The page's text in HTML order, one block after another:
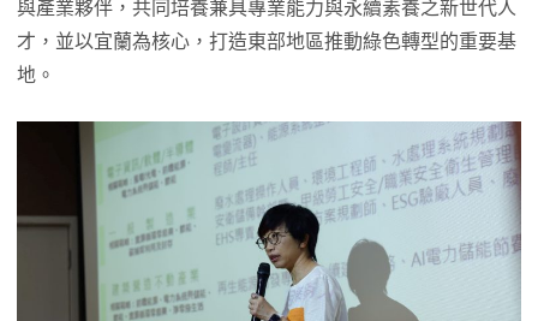
與產業夥伴，共同培養兼具專業能力與永續素養之新世代人
才，並以宜蘭為核心，打造東部地區推動綠色轉型的重要基
地。